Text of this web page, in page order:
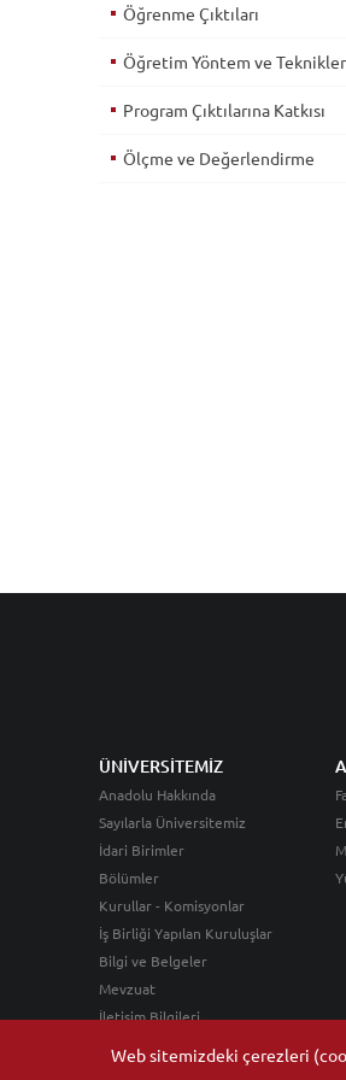
Öğrenme Çıktıları
Öğretim Yöntem ve
Program Çıktılarına Katkısı
Ölçme ve Değerlendirme
Web sitemizdeki çerezleri
ÜNİVERSİTEMİZ
Anadolu Hakkında
Sayılarla Üniversitemiz
İdari Birimler
Bölümler
Kurullar - Komisyonlar
İş Birliği Yapılan Kuruluşlar
Bilgi ve Belgeler
Mevzuat
İletişim Bilgileri